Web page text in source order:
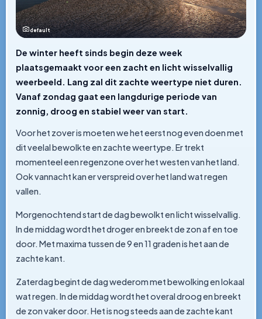
default
De winter heeft sinds begin deze week
plaatsgemaakt voor een zacht en licht wisselvallig
weerbeeld. Lang zal dit zachte weertype niet duren.
Vanaf zondag gaat een langdurige periode van
zonnig, droog en stabiel weer van start.
Voor het zover is moeten we het eerst nog even doen met
dit veelal bewolkte en zachte weertype. Er trekt
momenteel een regenzone over het westen van het land.
Ook vannacht kan er verspreid over het land wat regen
vallen.
Morgenochtend start de dag bewolkt en licht wisselvallig.
In de middag wordt het droger en breekt de zon af en toe
door. Met maxima tussen de 9 en 11 graden is het aan de
zachte kant.
Zaterdag begint de dag wederom met bewolking en lokaal
wat regen. In de middag wordt het overal droog en breekt
de zon vaker door. Het is nog steeds aan de zachte kant